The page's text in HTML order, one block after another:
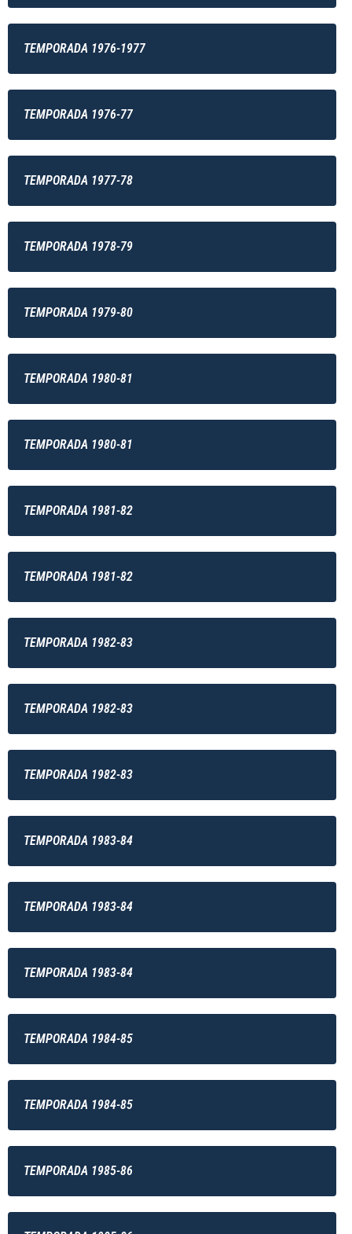
TEMPORADA 1976-1977
TEMPORADA 1976-77
TEMPORADA 1977-78
TEMPORADA 1978-79
TEMPORADA 1979-80
TEMPORADA 1980-81
TEMPORADA 1980-81
TEMPORADA 1981-82
TEMPORADA 1981-82
TEMPORADA 1982-83
TEMPORADA 1982-83
TEMPORADA 1982-83
TEMPORADA 1983-84
TEMPORADA 1983-84
TEMPORADA 1983-84
TEMPORADA 1984-85
TEMPORADA 1984-85
TEMPORADA 1985-86